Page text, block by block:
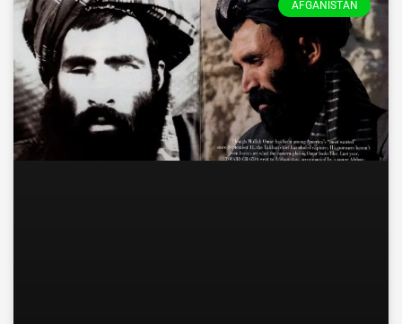
AFGANISTÁN